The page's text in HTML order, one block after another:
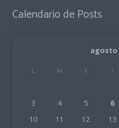
Calendario de Posts
agosto
L M X J
3
4 5 6
10
11 12 13